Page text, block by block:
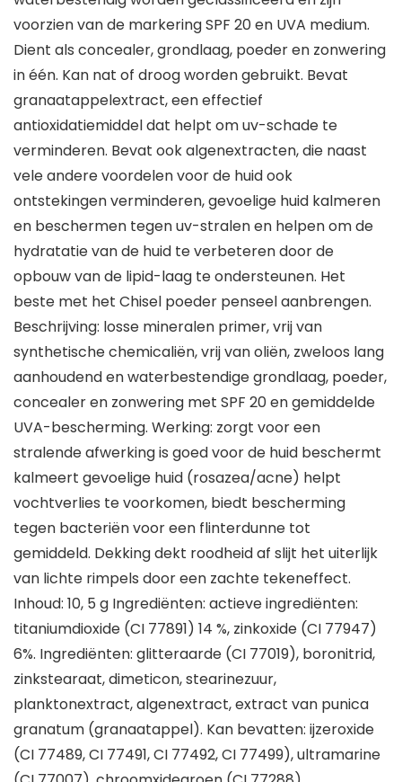
voorzien van de markering SPF 20 en UVA medium.
Dient als concealer, grondlaag, poeder en zonwering
in één. Kan nat of droog worden gebruikt. Bevat
granaatappelextract, een effectief
antioxidatiemiddel dat helpt om uv-schade te
verminderen. Bevat ook algenextracten, die naast
vele andere voordelen voor de huid ook
ontstekingen verminderen, gevoelige huid kalmeren
en beschermen tegen uv-stralen en helpen om de
hydratatie van de huid te verbeteren door de
opbouw van de lipid-laag te ondersteunen. Het
beste met het Chisel poeder penseel aanbrengen.
Beschrijving: losse mineralen primer, vrij van
synthetische chemicaliën, vrij van oliën, zweloos lang
aanhoudend en waterbestendige grondlaag, poeder,
concealer en zonwering met SPF 20 en gemiddelde
UVA-bescherming. Werking: zorgt voor een
stralende afwerking is goed voor de huid beschermt
kalmeert gevoelige huid (rosazea/acne) helpt
vochtverlies te voorkomen, biedt bescherming
tegen bacteriën voor een flinterdunne tot
gemiddeld. Dekking dekt roodheid af slijt het uiterlijk
van lichte rimpels door een zachte tekeneffect.
Inhoud: 10, 5 g Ingrediënten: actieve ingrediënten:
titaniumdioxide (CI 77891) 14 %, zinkoxide (CI 77947)
6%. Ingrediënten: glitteraarde (CI 77019), boronitrid,
zinkstearaat, dimeticon, stearinezuur,
planktonextract, algenextract, extract van punica
granatum (granaatappel). Kan bevatten: ijzeroxide
(CI 77489, CI 77491, CI 77492, CI 77499), ultramarine